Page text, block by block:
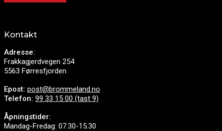
Kontakt
Adresse:
Frakkagjerdvegen 254
5563 Førresfjorden
Epost: post@brommeland.no
Telefon: 99 33 15 00 (tast 9)
Åpningstider:
Mandag-Fredag: 07.30-15.30